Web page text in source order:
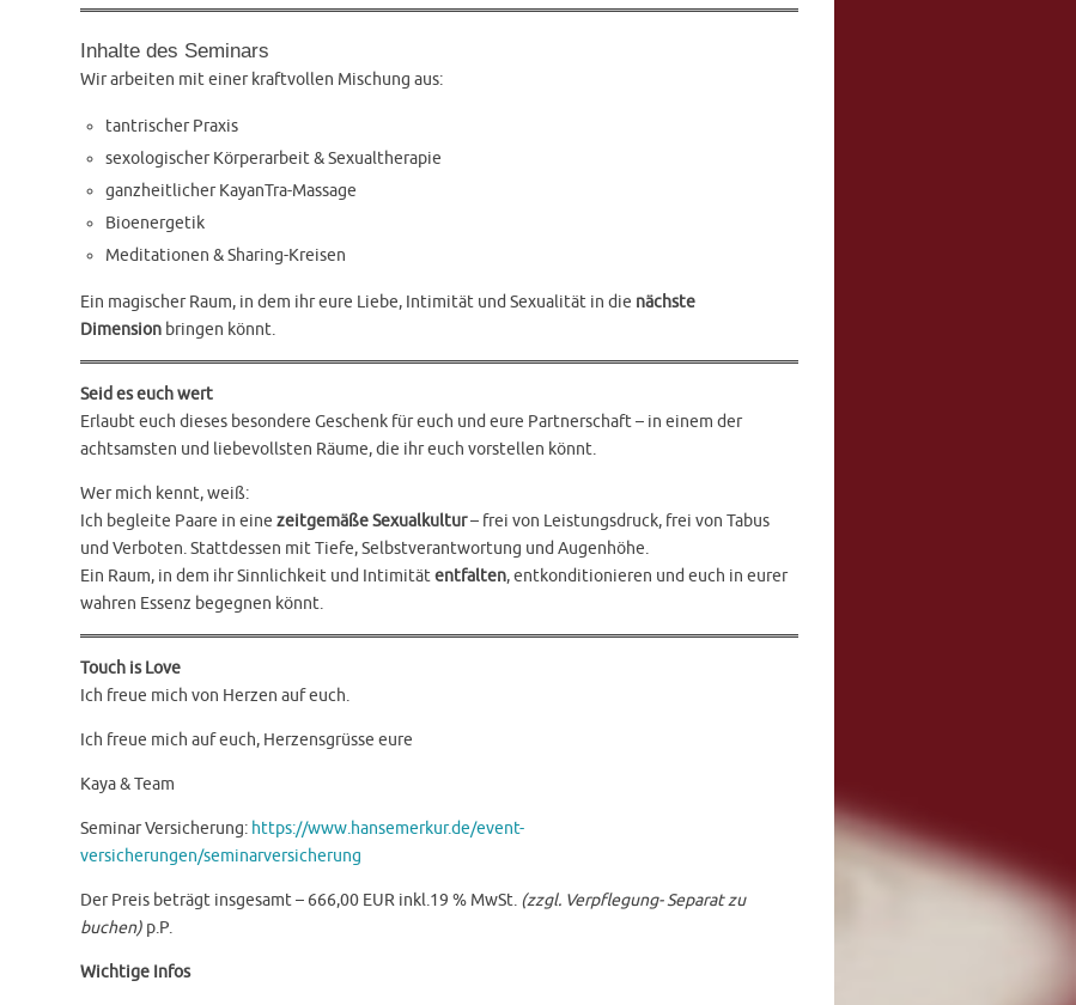
Inhalte des Seminars
Wir arbeiten mit einer kraftvollen Mischung aus:
tantrischer Praxis
sexologischer Körperarbeit & Sexualtherapie
ganzheitlicher KayanTra-Massage
Bioenergetik
Meditationen & Sharing-Kreisen
Ein magischer Raum, in dem ihr eure Liebe, Intimität und Sexualität in die nächste
Dimension bringen könnt.
Seid es euch wert
Erlaubt euch dieses besondere Geschenk für euch und eure Partnerschaft – in einem der
achtsamsten und liebevollsten Räume, die ihr euch vorstellen könnt.
Wer mich kennt, weiß:
Ich begleite Paare in eine zeitgemäße Sexualkultur– frei von Leistungsdruck, frei von Tabus
und Verboten. Stattdessen mit Tiefe, Selbstverantwortung und Augenhöhe.
Ein Raum, in dem ihr Sinnlichkeit und Intimitätentfalten, entkonditionieren und euch in eurer
wahren Essenz begegnen könnt.
Touch is Love
Ich freue mich von Herzen auf euch.
Ich freue mich auf euch, Herzensgrüsse eure
Kaya & Team
Seminar Versicherung: https://www.hansemerkur.de/event-
versicherungen/seminarversicherung
Der Preis beträgt insgesamt – 666,00 EUR inkl.19 % MwSt. (zzgl. Verpflegung- Separat zu
buchen) p.P.
Wichtige Infos